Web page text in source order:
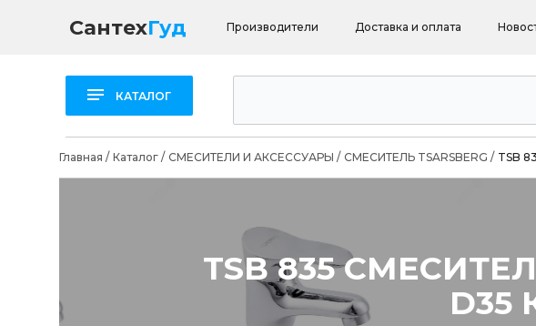
СантехГуд Производители Доставка и оплата
КАТАЛОГ
Главная / Каталог/ СМЕСИТЕЛИ И АКСЕССУАРЫ / СМЕСИТЕЛЬ TSARSBERG / TSB
TSB 835
D35